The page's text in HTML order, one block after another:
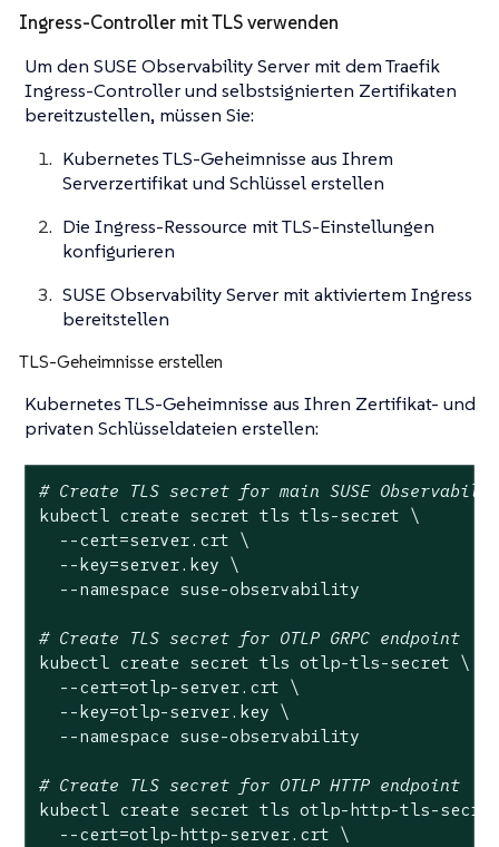
Ingress-Controller mit TLS verwenden
Um den SUSE Observability Server mit dem Traefik
Ingress-Controller und selbstsignierten Zertifikaten
bereitzustellen, müssen Sie:
Kubernetes TLS-Geheimnisse aus Ihrem
Serverzertifikat und Schlüssel erstellen
Die Ingress-Ressource mit TLS-Einstellungen
konfigurieren
SUSE Observability Server mit aktiviertem Ingress
bereitstellen
TLS-Geheimnisse erstellen
Kubernetes TLS-Geheimnisse aus Ihren Zertifikat- und
privaten Schlüsseldateien erstellen:
# Create TLS secret for main SUSE
kubectl create secret tls tls-secret \
  --cert=server.crt \
  --key=server.key \
  --namespace suse-observability
# Create TLS secret for OTLP GRPC endpoint
kubectl create secret tls otlp-tls-secret \
  --cert=otlp-server.crt \
  --key=otlp-server.key \
  --namespace suse-observability
# Create TLS secret for OTLP HTTP endpoint
kubectl create secret tls otlp-http-tls-
  --cert=otlp-http-server.crt \